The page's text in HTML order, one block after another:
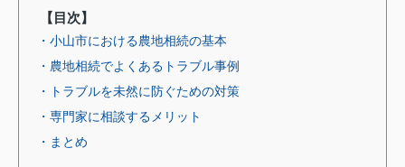
【目次】
・小山市における農地相続の基本
・農地相続でよくあるトラブル事例
・トラブルを未然に防ぐための対策
・専門家に相談するメリット
・まとめ